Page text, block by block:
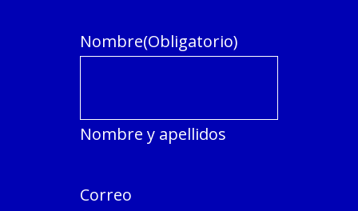
Nombre(Obligatorio)
Nombre y apellidos
Correo